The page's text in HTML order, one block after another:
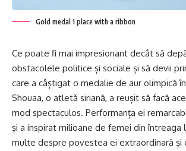
Gold medal 1 place with a ribbon
Ce poate fi mai impresionant decât să
obstacolele politice și sociale și să devii
care a câștigat o medalie de aur olimpică
Shouaa, o atletă siriană, a reușit să facă
mod spectaculos. Performanța ei
și a inspirat milioane de femei din întreaga
multe despre povestea ei extraordinară și